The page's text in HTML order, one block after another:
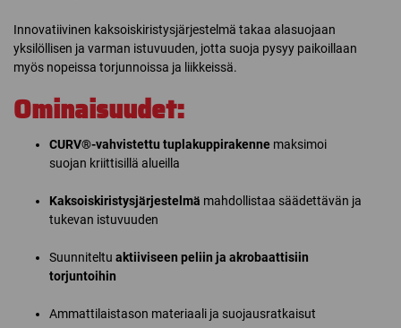
Innovatiivinen kaksoiskiristysjärjestelmä takaa alasuojaan
yksilöllisen ja varman istuvuuden, jotta suoja pysyy paikoillaan
myös nopeissa torjunnoissa ja liikkeissä.
Ominaisuudet:
CURV®-vahvistettu tuplakuppirakenne maksimoi
suojan kriittisillä alueilla
Kaksoiskiristysjärjestelmä mahdollistaa säädettävän ja
tukevan istuvuuden
Suunniteltu aktiiviseen peliin ja akrobaattisiin
torjuntoihin
Ammattilaistason materiaali ja suojausratkaisut